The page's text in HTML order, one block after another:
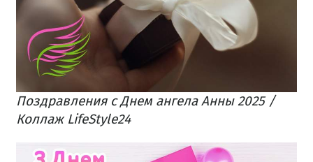
Поздравления с Днем ангела Анны 2025 /
Коллаж LifeStyle24